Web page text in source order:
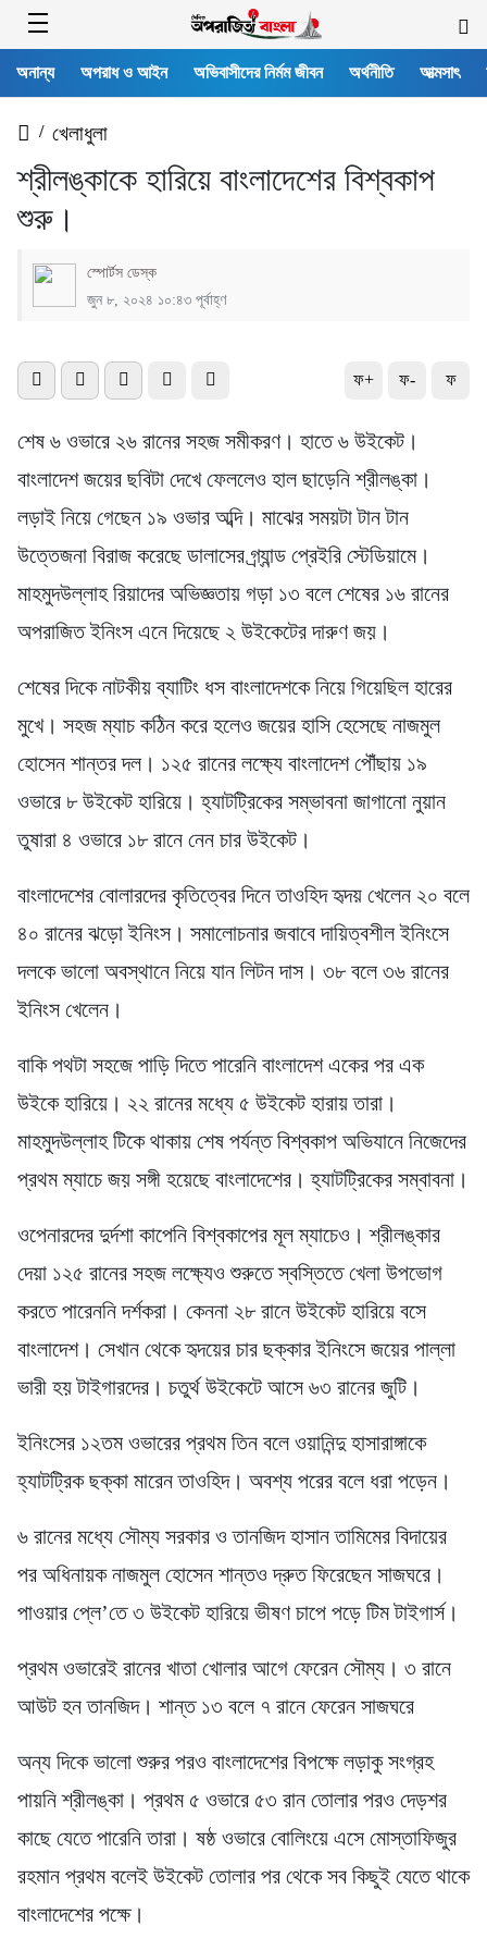
অনান্য অপরাধ ও আইন অভিবাসীদের নির্মম জীবন অর্থনীতি আত্মসাৎ
/ খেলাধুলা
শ্রীলঙ্কাকে হারিয়ে বাংলাদেশের বিশ্বকাপ
শুরু।
স্পোর্টস ডেস্ক
জুন ৮, ২০২৪ ১০:৪৩ পূর্বাহ্ণ
ফ+ ফ- ফ
শেষ ৬ ওভারে ২৬ রানের সহজ সমীকরণ। হাতে ৬ উইকেট।
বাংলাদেশ জয়ের ছবিটা দেখে ফেললেও হাল ছাড়েনি শ্রীলঙ্কা।
লড়াই নিয়ে গেছেন ১৯ ওভার অব্দি। মাঝের সময়টা টান টান
উত্তেজনা বিরাজ করেছে ডালাসের গ্র্যান্ড প্রেইরি স্টেডিয়ামে।
মাহমুদউল্লাহ রিয়াদের অভিজ্ঞতায় গড়া ১৩ বলে শেষের ১৬ রানের
অপরাজিত ইনিংস এনে দিয়েছে ২ উইকেটের দারুণ জয়।
শেষের দিকে নাটকীয় ব্যাটিং ধস বাংলাদেশকে নিয়ে গিয়েছিল হারের
মুখে। সহজ ম্যাচ কঠিন করে হলেও জয়ের হাসি হেসেছে নাজমুল
হোসেন শান্তর দল। ১২৫ রানের লক্ষ্যে বাংলাদেশ পৌঁছায় ১৯
ওভারে ৮ উইকেট হারিয়ে। হ্যাটট্রিকের সম্ভাবনা জাগানো নুয়ান
তুষারা ৪ ওভারে ১৮ রানে নেন চার উইকেট।
বাংলাদেশের বোলারদের কৃতিত্বের দিনে তাওহিদ হৃদয় খেলেন ২০ বলে
৪০ রানের ঝড়ো ইনিংস। সমালোচনার জবাবে দায়িত্বশীল ইনিংসে
দলকে ভালো অবস্থানে নিয়ে যান লিটন দাস। ৩৮ বলে ৩৬ রানের
ইনিংস খেলেন।
বাকি পথটা সহজে পাড়ি দিতে পারেনি বাংলাদেশ একের পর এক
উইকে হারিয়ে। ২২ রানের মধ্যে ৫ উইকেট হারায় তারা।
মাহমুদউল্লাহ টিকে থাকায় শেষ পর্যন্ত বিশ্বকাপ অভিযানে নিজেদের
প্রথম ম্যাচে জয় সঙ্গী হয়েছে বাংলাদেশের। হ্যাটট্রিকের সম্বাবনা।
ওপেনারদের দুর্দশা কাপেনি বিশ্বকাপের মূল ম্যাচেও। শ্রীলঙ্কার
দেয়া ১২৫ রানের সহজ লক্ষ্যেও শুরুতে স্বস্তিতে খেলা উপভোগ
করতে পারেননি দর্শকরা। কেননা ২৮ রানে উইকেট হারিয়ে বসে
বাংলাদেশ। সেখান থেকে হৃদয়ের চার ছক্কার ইনিংসে জয়ের পাল্লা
ভারী হয় টাইগারদের। চতুর্থ উইকেটে আসে ৬৩ রানের জুটি।
ইনিংসের ১২তম ওভারের প্রথম তিন বলে ওয়ানিন্দু হাসারাঙ্গাকে
হ্যাটট্রিক ছক্কা মারেন তাওহিদ। অবশ্য পরের বলে ধরা পড়েন।
৬ রানের মধ্যে সৌম্য সরকার ও তানজিদ হাসান তামিমের বিদায়ের
পর অধিনায়ক নাজমুল হোসেন শান্তও দ্রুত ফিরেছেন সাজঘরে।
পাওয়ার প্লে’তে ৩ উইকেট হারিয়ে ভীষণ চাপে পড়ে টিম টাইগার্স।
প্রথম ওভারেই রানের খাতা খোলার আগে ফেরেন সৌম্য। ৩ রানে
আউট হন তানজিদ। শান্ত ১৩ বলে ৭ রানে ফেরেন সাজঘরে
অন্য দিকে ভালো শুরুর পরও বাংলাদেশের বিপক্ষে লড়াকু সংগ্রহ
পায়নি শ্রীলঙ্কা। প্রথম ৫ ওভারে ৫৩ রান তোলার পরও দেড়শর
কাছে যেতে পারেনি তারা। ষষ্ঠ ওভারে বোলিংয়ে এসে মোস্তাফিজুর
রহমান প্রথম বলেই উইকেট তোলার পর থেকে সব কিছুই যেতে থাকে
বাংলাদেশের পক্ষে।